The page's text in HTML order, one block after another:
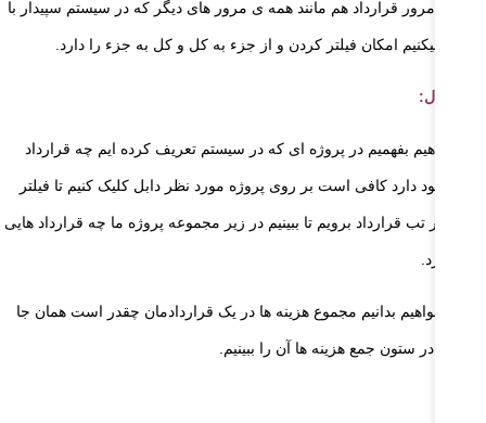
مرور قرارداد هم مانند همه ی مرور های دیگر که در سیستم سپیدار با
کار میکنیم امکان فیلتر کردن و از جزء به کل و کل به جزء را دارد.
مثال:
بخواهیم بفهمیم در پروژه ای که در سیستم تعریف کرده ایم چه قرارداد
وجود دارد کافی است بر روی پروژه مورد نظر دابل کلیک کنیم تا فیلتر
و بر تب قرارداد برویم تا ببینیم در زیر مجموعه پروژه ما چه قرارداد هایی
دارد.
اگر بخواهیم بدانیم مجموع هزینه ها در یک قراردادمان چقدر است همان جا
در ستون جمع هزینه ها آن را ببینیم.